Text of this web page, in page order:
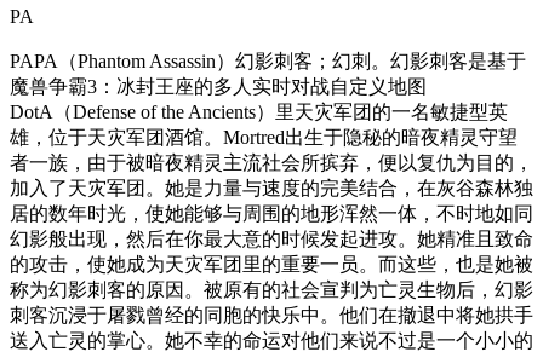
PA
PAPA（Phantom Assassin）幻影刺客；幻刺。幻影刺客是基于
魔兽争霸3：冰封王座的多人实时对战自定义地图
DotA（Defense of the Ancients）里天灾军团的一名敏捷型英
雄，位于天灾军团酒馆。Mortred出生于隐秘的暗夜精灵守望
者一族，由于被暗夜精灵主流社会所摈弃，便以复仇为目的，
加入了天灾军团。她是力量与速度的完美结合，在灰谷森林独
居的数年时光，使她能够与周围的地形浑然一体，不时地如同
幻影般出现，然后在你最大意的时候发起进攻。她精准且致命
的攻击，使她成为天灾军团里的重要一员。而这些，也是她被
称为幻影刺客的原因。被原有的社会宣判为亡灵生物后，幻影
刺客沉浸于屠戮曾经的同胞的快乐中。他们在撤退中将她拱手
送入亡灵的掌心。她不幸的命运对他们来说不过是一个小小的